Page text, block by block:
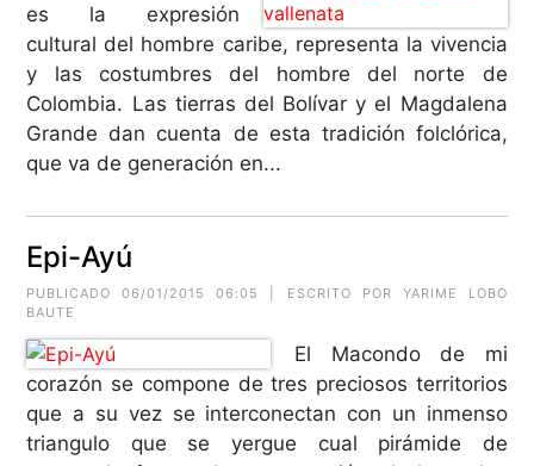
es la expresión
cultural del hombre caribe, representa la vivencia
y las costumbres del hombre del norte de
Colombia. Las tierras del Bolívar y el Magdalena
Grande dan cuenta de esta tradición folclórica,
que va de generación en...
Epi-Ayú
PUBLICADO 06/01/2015 06:05 | ESCRITO POR YARIME LOBO
BAUTE
El Macondo de mi
corazón se compone de tres preciosos territorios
que a su vez se interconectan con un inmenso
triangulo que se yergue cual pirámide de